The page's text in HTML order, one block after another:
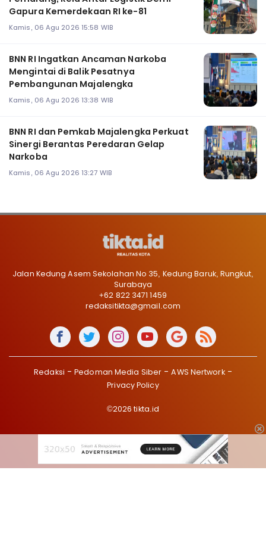
Gapura Kemerdekaan RI ke-81
Kamis, 06 Agu 2026 15:58 WIB
BNN RI Ingatkan Ancaman Narkoba
Mengintai di Balik Pesatnya
Pembangunan Majalengka
Kamis, 06 Agu 2026 13:38 WIB
BNN RI dan Pemkab Majalengka Perkuat
Sinergi Berantas Peredaran Gelap
Narkoba
Kamis, 06 Agu 2026 13:27 WIB
Jalan Kedung Asem Sekolahan No 35, Kedung Baruk, Rungkut,
Surabaya
+62 822 3471 1459
redaksitikta@gmail.com
Redaksi Pedoman Media Siber
AWS Nertwork
Privacy Policy
©2026 tikta.id